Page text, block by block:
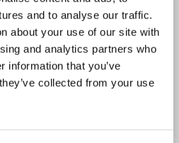
and to analyse our traffic.
about your use of our site with
and analytics partners who
information that you’ve
collected from your use
789)
WB, ELISA, IHC
Hôte: Lapin